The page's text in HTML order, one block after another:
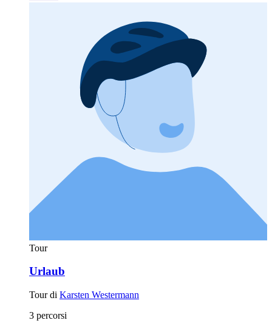
Tour
Urlaub
Tour di Karsten Westermann
3 percorsi